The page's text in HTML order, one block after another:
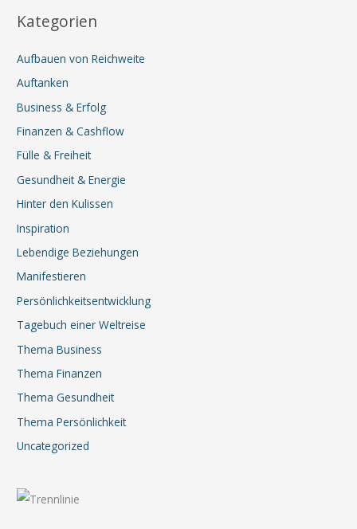
Kategorien
Aufbauen von Reichweite
Auftanken
Business & Erfolg
Finanzen & Cashflow
Fülle & Freiheit
Gesundheit & Energie
Hinter den Kulissen
Inspiration
Lebendige Beziehungen
Manifestieren
Persönlichkeitsentwicklung
Tagebuch einer Weltreise
Thema Business
Thema Finanzen
Thema Gesundheit
Thema Persönlichkeit
Uncategorized